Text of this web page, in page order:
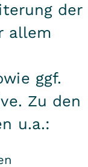
der
allem
ggf.
Zu den
u.a.: